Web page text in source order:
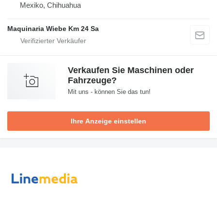
Mexiko, Chihuahua
Maquinaria Wiebe Km 24 Sa
Verkaufen Sie Maschinen oder
Fahrzeuge?
Mit uns - können Sie das tun!
Ihre Anzeige einstellen